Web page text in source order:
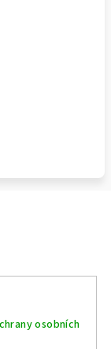
osobních